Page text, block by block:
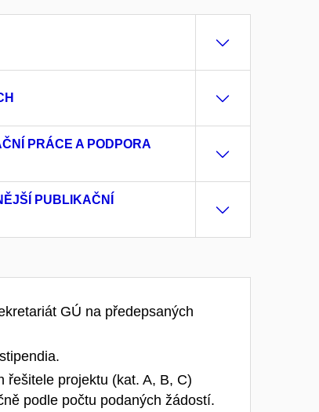
PRÁCE A PODPORA
PUBLIKAČNÍ
GÚ na předepsaných
řešitele projektu (kat. A, B, C)
podle počtu podaných žádostí.